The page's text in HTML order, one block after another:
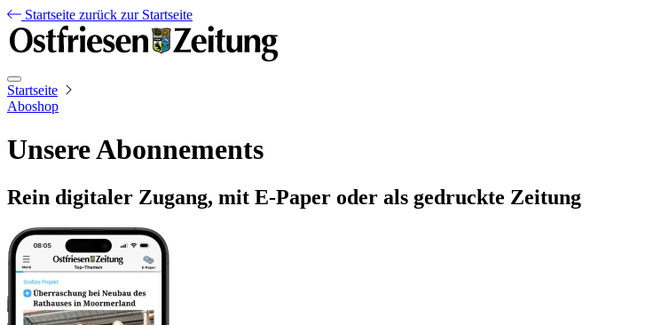
Startseite zurück zur Startseite
Startseite
Aboshop
Unsere Abonnements
Rein digitaler Zugang, mit E-Paper oder als gedruckte Zeitung